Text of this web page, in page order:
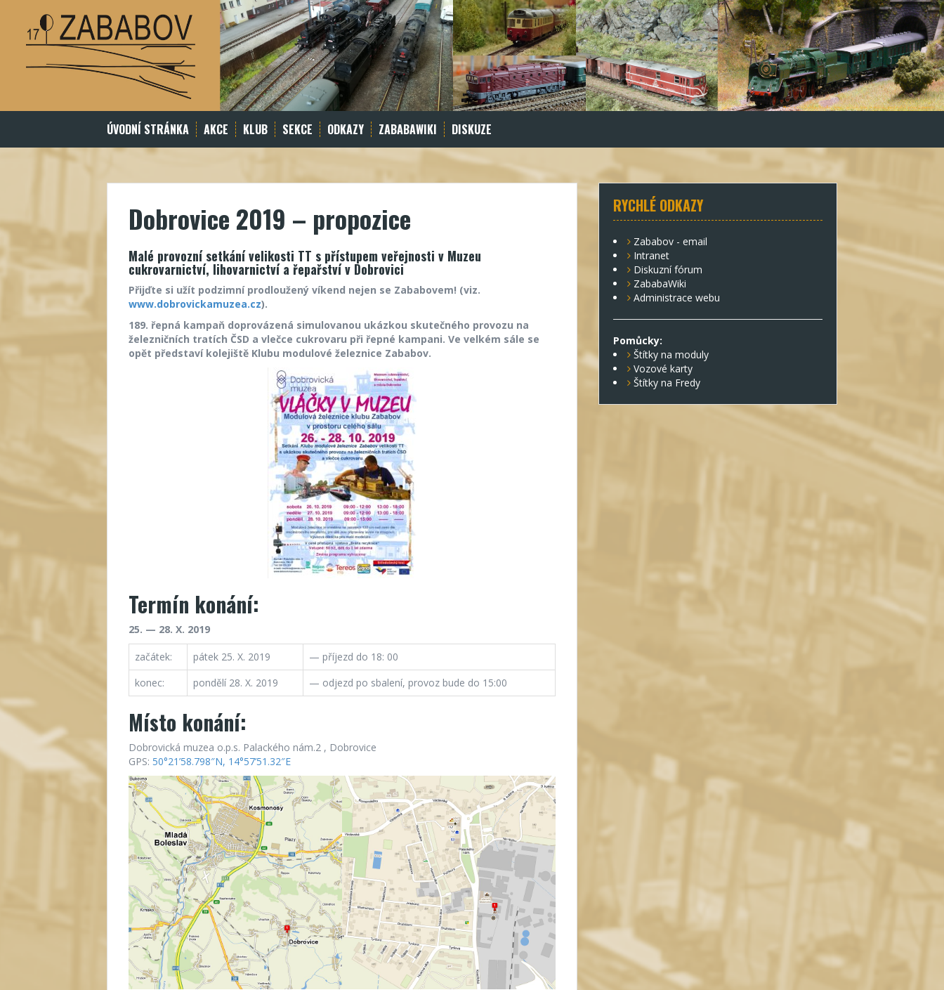
content
ÚVODNÍ STRÁNKA AKCE KLUB SEKCE ODKAZY ZABABAWIKI DISKUZE
Dobrovice 2019 – propozice
Malé provozní setkání velikosti TT s přístupem veřejnosti v Muzeu
cukrovarnictví, lihovarnictví a řepařství v Dobrovici
Přijďte si užít podzimní prodloužený víkend nejen se Zababovem! (viz.
www.dobrovickamuzea.cz).
189. řepná kampaň doprovázená simulovanou ukázkou skutečného provozu na
železničních tratích ČSD a vlečce cukrovaru při řepné kampani. Ve velkém sále se
opět představí kolejiště Klubu modulové železnice Zababov.
Termín konání:
25. — 28. X. 2019
začátek: pátek 25. X. 2019
— příjezd do 18: 00
konec:
pondělí 28. X. 2019 — odjezd po sbalení, provoz bude do 15:00
Místo konání:
Dobrovická muzea o.p.s. Palackého nám.2 , Dobrovice
GPS: 50°21’58.798″N, 14°57’51.32″E
RYCHLÉ ODKAZY
Zababov - email
Intranet
Diskuzní fórum
ZababaWiki
Administrace webu
Pomůcky:
Štítky na moduly
Vozové karty
Štítky na Fredy